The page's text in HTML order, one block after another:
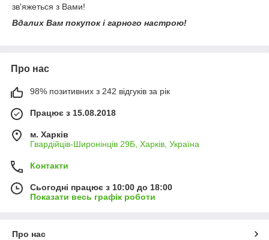
зв'яжеться з Вами!
Вдалих Вам покупок і гарного настрою!
Про нас
98% позитивних з 242 відгуків за рік
Працює з 15.08.2018
м. Харків
Гвардійців-Широнінців 29Б, Харків, Україна
Контакти
Сьогодні працює з 10:00 до 18:00
Показати весь графік роботи
Про нас